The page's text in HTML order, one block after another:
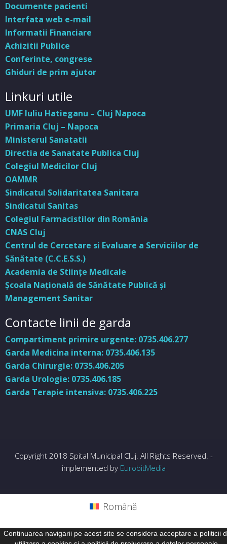
Continuarea navigarii pe acest site se considera acceptare a politicii
Documente pacienti
Interfata web e-mail
Informatii Financiare
Achizitii Publice
Conferinte, congrese
Ghiduri de prim ajutor
Linkuri utile
UMF Iuliu Hatieganu – Cluj Napoca
Primaria Cluj – Napoca
Ministerul Sanatatii
Directia de Sanatate Publica Cluj
Colegiul Medicilor Cluj
OAMMR
Sindicatul Solidaritatea Sanitara
Sindicatul Sanitas
Colegiul Farmacistilor din România
CNAS Cluj
Centrul de Cercetare si Evaluare a Serviciilor de
Sănătate (C.C.E.S.S.)
Academia de Stiinţe Medicale
Şcoala Naţională de Sănătate Publică şi
Management Sanitar
Contacte linii de garda
Compartiment primire urgente: 0735.406.277
Garda Medicina interna: 0735.406.135
Garda Chirurgie: 0735.406.205
Garda Urologie: 0735.406.185
Garda Terapie intensiva: 0735.406.225
Copyright 2018 Spital Municipal Cluj. All Rights Reserved. -
implemented by EurobitMedia
Română